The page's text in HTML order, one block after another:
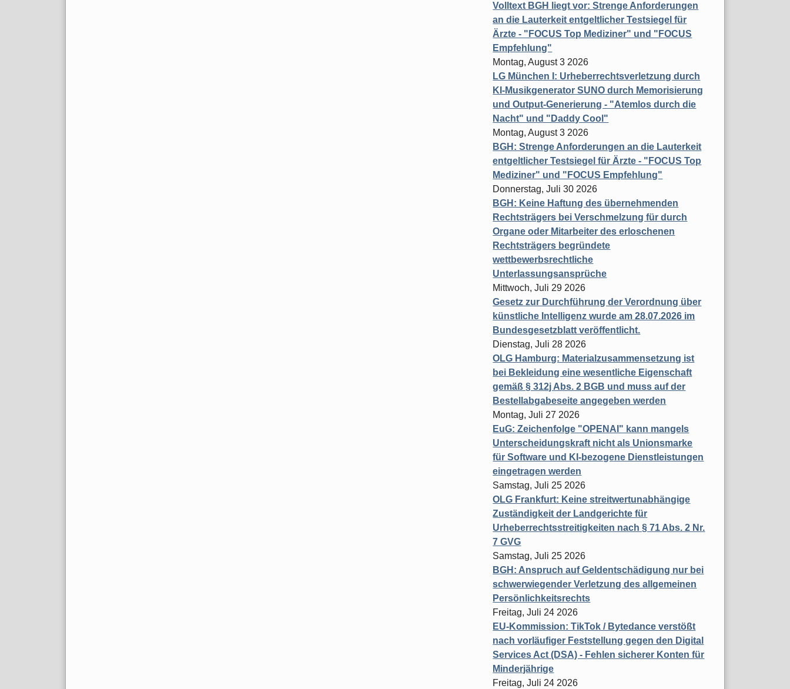
Volltext BGH liegt vor: Strenge Anforderungen
an die Lauterkeit entgeltlicher Testsiegel für
Ärzte - "FOCUS Top Mediziner" und "FOCUS
Empfehlung"
Montag, August 3 2026
LG München I: Urheberrechtsverletzung durch
KI-Musikgenerator SUNO durch Memorisierung
und Output-Generierung - "Atemlos durch die
Nacht" und "Daddy Cool"
Montag, August 3 2026
BGH: Strenge Anforderungen an die Lauterkeit
entgeltlicher Testsiegel für Ärzte - "FOCUS Top
Mediziner" und "FOCUS Empfehlung"
Donnerstag, Juli 30 2026
BGH: Keine Haftung des übernehmenden
Rechtsträgers bei Verschmelzung für durch
Organe oder Mitarbeiter des erloschenen
Rechtsträgers begründete
wettbewerbsrechtliche
Unterlassungsansprüche
Mittwoch, Juli 29 2026
Gesetz zur Durchführung der Verordnung über
künstliche Intelligenz wurde am 28.07.2026 im
Bundesgesetzblatt veröffentlicht.
Dienstag, Juli 28 2026
OLG Hamburg: Materialzusammensetzung ist
bei Bekleidung eine wesentliche Eigenschaft
gemäß § 312j Abs. 2 BGB und muss auf der
Bestellabgabeseite angegeben werden
Montag, Juli 27 2026
EuG: Zeichenfolge "OPENAI" kann mangels
Unterscheidungskraft nicht als Unionsmarke
für Software und KI-bezogene Dienstleistungen
eingetragen werden
Samstag, Juli 25 2026
OLG Frankfurt: Keine streitwertunabhängige
Zuständigkeit der Landgerichte für
Urheberrechtsstreitigkeiten nach § 71 Abs. 2 Nr.
7 GVG
Samstag, Juli 25 2026
BGH: Anspruch auf Geldentschädigung nur bei
schwerwiegender Verletzung des allgemeinen
Persönlichkeitsrechts
Freitag, Juli 24 2026
EU-Kommission: TikTok / Bytedance verstößt
nach vorläufiger Feststellung gegen den Digital
Services Act (DSA) - Fehlen sicherer Konten für
Minderjährige
Freitag, Juli 24 2026